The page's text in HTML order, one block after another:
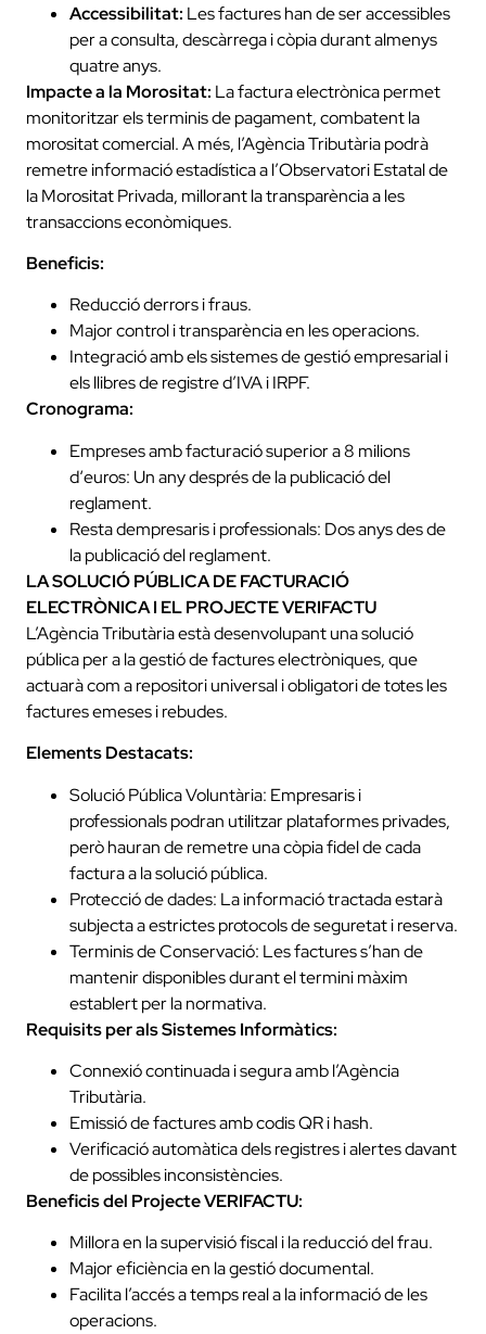
Accessibilitat: Les factures han de ser accessibles
per a consulta, descàrrega i còpia durant almenys
quatre anys.
Impacte a la Morositat: La factura electrònica permet
monitoritzar els terminis de pagament, combatent la
morositat comercial. A més, l’Agència Tributària podrà
remetre informació estadística a l’Observatori Estatal de
la Morositat Privada, millorant la transparència a les
transaccions econòmiques.
Beneficis:
Reducció derrors i fraus.
Major control i transparència en les operacions.
Integració amb els sistemes de gestió empresarial i
els llibres de registre d’IVA i IRPF.
Cronograma:
Empreses amb facturació superior a 8 milions
dʻeuros: Un any després de la publicació del
reglament.
Resta dempresaris i professionals: Dos anys des de
la publicació del reglament.
LA SOLUCIÓ PÚBLICA DE FACTURACIÓ
ELECTRÒNICAI EL PROJECTE VERIFACTU
L’Agència Tributària està desenvolupant una solució
pública per a la gestió de factures electròniques, que
actuarà com a repositori universal i obligatori de totes les
factures emeses i rebudes.
Elements Destacats:
Solució Pública Voluntària: Empresaris i
professionals podran utilitzar plataformes privades,
però hauran de remetre una còpia fidel de cada
factura a la solució pública.
Protecció de dades: La informació tractada estarà
subjecta a estrictes protocols de seguretat i reserva.
Terminis de Conservació: Les factures s’han de
mantenir disponibles durant el termini màxim
establert per la normativa.
Requisits per als Sistemes Informàtics:
Connexió continuada i segura amb l’Agència
Tributària.
Emissió de factures amb codis QR i hash.
Verificació automàtica dels registres i alertes davant
de possibles inconsistències.
Beneficis del Projecte VERIFACTU:
Millora en la supervisió fiscal i la reducció del frau.
Major eficiència en la gestió documental.
Facilita l’accés a temps real a la informació de les
operacions.